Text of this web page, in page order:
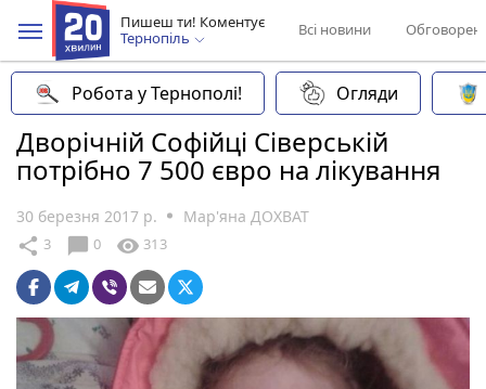
Пишеш ти! Коментує
Тернопіль
Всі новини
Робота у Тернополі! Огляди
Дворічній Софійці Сіверській
потрібно 7 500 євро на лікування
30 березня 2017 р. Мар'яна ДОХВАТ
share 3 chat_bubble 0 visibility 313